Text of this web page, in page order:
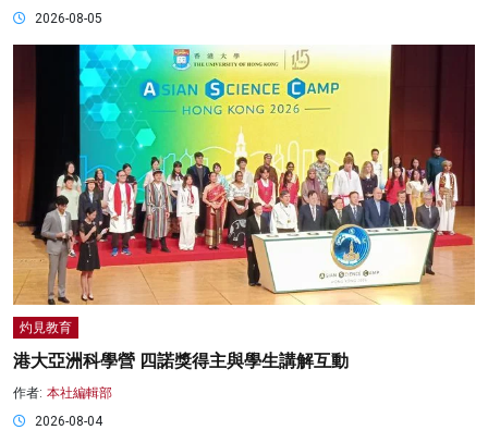
2026-08-05
灼見教育
港大亞洲科學營 四諾獎得主與學生講解互動
作者: 本社編輯部
2026-08-04